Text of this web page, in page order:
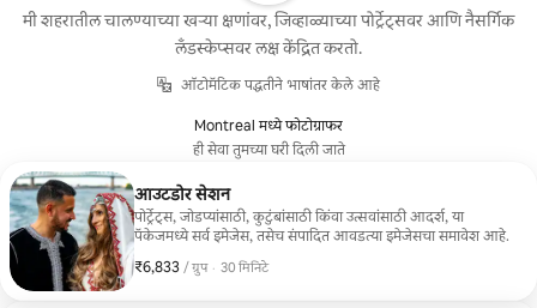
मी शहरातील चालण्याच्या खऱ्या क्षणांवर, जिव्हाळ्याच्या पोर्ट्रेट्सवर आणि नैसर्गिक
लँडस्केप्सवर लक्ष केंद्रित करतो.
ऑटोमॅटिक पद्धतीने भाषांतर केले आहे
Montreal मध्ये फोटोग्राफर
ही सेवा तुमच्या घरी दिली जाते
आउटडोर सेशन
पोर्ट्रेट्स, जोडप्यांसाठी, कुटुंबांसाठी किंवा उत्सवांसाठी आदर्श, या
पॅकेजमध्ये सर्व इमेजेस, तसेच संपादित आवडत्या इमेजेसचा समावेश आहे.
₹6,833 / ग्रुप
₹6,833, प्रति ग्रुप
, · 30 मिनिटे